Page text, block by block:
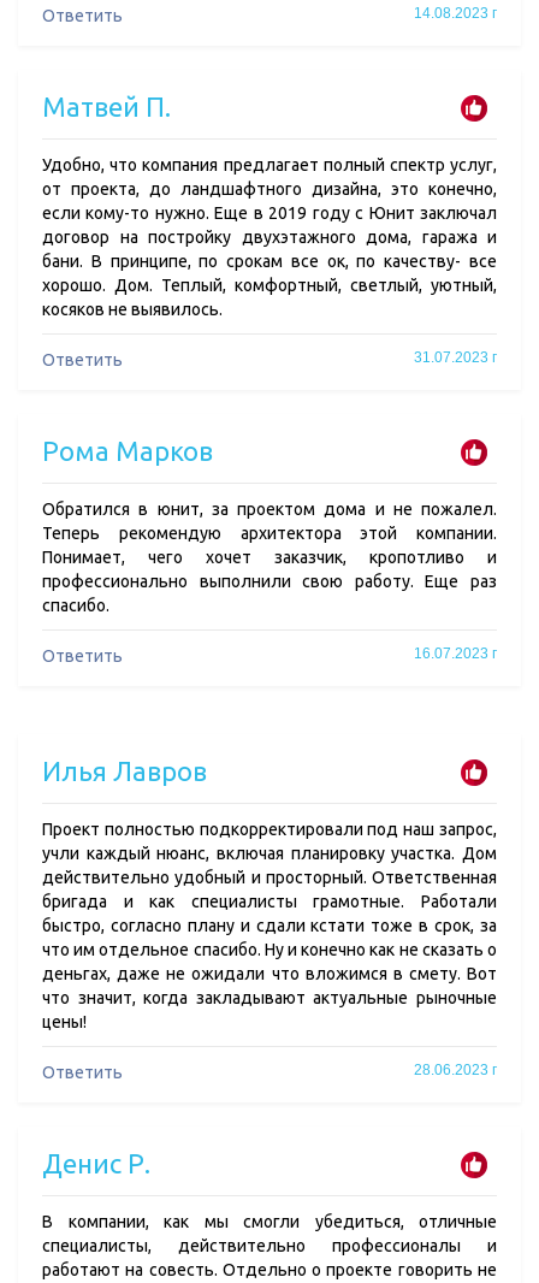
Ответить 14.08.2023 г
Матвей П.
Удобно, что компания предлагает полный спектр услуг,
от проекта, до ландшафтного дизайна, это конечно,
если кому-то нужно. Еще в 2019 году с Юнит заключал
договор на постройку двухэтажного дома, гаража и
бани. В принципе, по срокам все ок, по качеству- все
хорошо. Дом. Теплый, комфортный, светлый, уютный,
косяков не выявилось.
Ответить 31.07.2023 г
Рома Марков
Обратился в юнит, за проектом дома и не пожалел.
Теперь рекомендую архитектора этой компании.
Понимает, чего хочет заказчик, кропотливо и
профессионально выполнили свою работу. Еще раз
спасибо.
Ответить 16.07.2023 г
Илья Лавров
Проект полностью подкорректировали под наш запрос,
учли каждый нюанс, включая планировку участка. Дом
действительно удобный и просторный. Ответственная
бригада и как специалисты грамотные. Работали
быстро, согласно плану и сдали кстати тоже в срок, за
что им отдельное спасибо. Ну и конечно как не сказать о
деньгах, даже не ожидали что вложимся в смету. Вот
что значит, когда закладывают актуальные рыночные
цены!
Ответить 28.06.2023 г
Денис Р.
В компании, как мы смогли убедиться, отличные
специалисты, действительно профессионалы и
работают на совесть. Отдельно о проекте говорить не